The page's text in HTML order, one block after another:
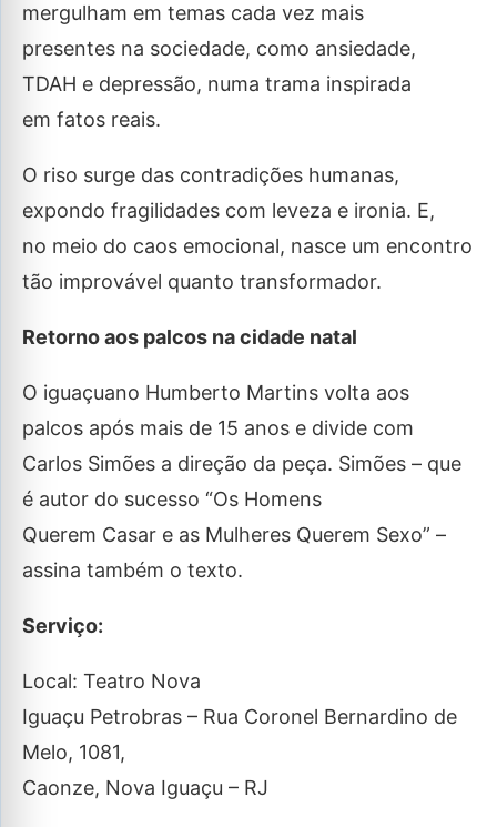
mergulham em temas cada vez mais
presentes na sociedade, como ansiedade,
TDAH e depressão, numa trama inspirada
em fatos reais.
O riso surge das contradições humanas,
expondo fragilidades com leveza e ironia. E,
no meio do caos emocional, nasce um encontro
tão improvável quanto transformador.
Retorno aos palcos na cidade natal
O iguaçuano Humberto Martins volta aos
palcos após mais de 15 anos e divide com
Carlos Simões a direção da peça. Simões – que
é autor do sucesso “Os Homens
Querem Casar e as Mulheres Querem Sexo” –
assina também o texto.
Serviço:
Local: Teatro Nova
Iguaçu Petrobras – Rua Coronel Bernardino de
Melo, 1081,
Caonze, Nova Iguaçu – RJ